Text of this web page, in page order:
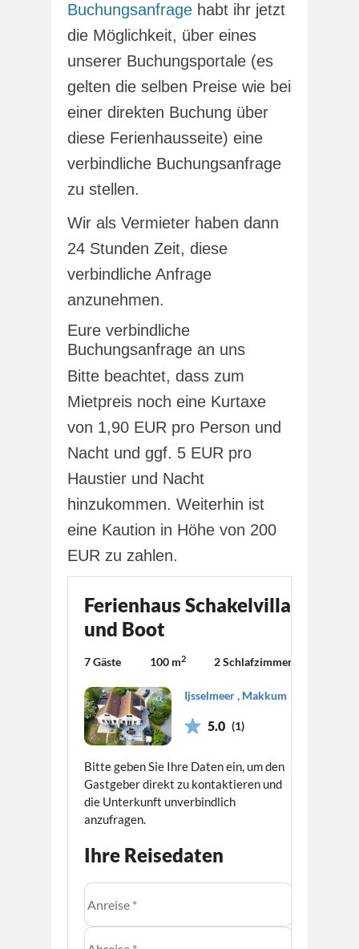
Buchungsanfrage habt ihr jetzt
die Möglichkeit, über eines
unserer Buchungsportale (es
gelten die selben Preise wie bei
einer direkten Buchung über
diese Ferienhausseite) eine
verbindliche Buchungsanfrage
zu stellen.
Wir als Vermieter haben dann
24 Stunden Zeit, diese
verbindliche Anfrage
anzunehmen.
Eure verbindliche
Buchungsanfrage an uns
Bitte beachtet, dass zum
Mietpreis noch eine Kurtaxe
von 1,90 EUR pro Person und
Nacht und ggf. 5 EUR pro
Haustier und Nacht
hinzukommen. Weiterhin ist
eine Kaution in Höhe von 200
EUR zu zahlen.